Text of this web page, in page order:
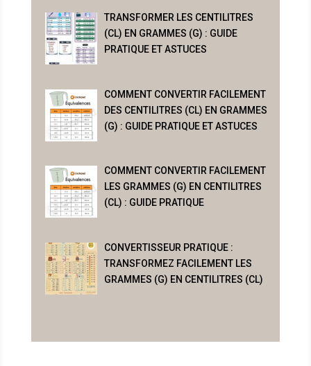
TRANSFORMER LES CENTILITRES
(CL) EN GRAMMES (G) : GUIDE
PRATIQUE ET ASTUCES
COMMENT CONVERTIR FACILEMENT
DES CENTILITRES (CL) EN GRAMMES
(G) : GUIDE PRATIQUE ET ASTUCES
COMMENT CONVERTIR FACILEMENT
LES GRAMMES (G) EN CENTILITRES
(CL) : GUIDE PRATIQUE
CONVERTISSEUR PRATIQUE :
TRANSFORMEZ FACILEMENT LES
GRAMMES (G) EN CENTILITRES (CL)